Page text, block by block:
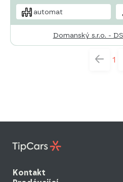
automat
Domanský s.r.o. -
1
Kontakt